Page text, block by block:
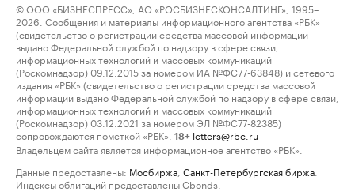
© ООО «БИЗНЕСПРЕСС», АО «РОСБИЗНЕСКОНСАЛТИНГ», 1995–
2026. Сообщения и материалы информационного агентства «РБК»
(свидетельство о регистрации средства массовой информации
выдано Федеральной службой по надзору в сфере связи,
информационных технологий и массовых коммуникаций
(Роскомнадзор) 09.12.2015 за номером ИА №ФС77-63848) и сетевого
издания «РБК» (свидетельство о регистрации средства массовой
информации выдано Федеральной службой по надзору в сфере связи,
информационных технологий и массовых коммуникаций
(Роскомнадзор) 03.12.2021 за номером ЭЛ №ФС77-82385)
сопровождаются пометкой «РБК».
18+ letters@rbc.ru
Владельцем сайта является информационное агентство «РБК».
Данные предоставлены: Мосбиржа Санкт-Петербургская биржа
Индексы облигаций предоставлены Cbonds.